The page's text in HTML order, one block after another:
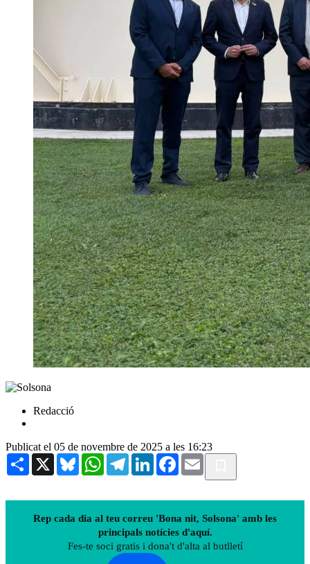
Redacció
Publicat el 05 de novembre de 2025 a les 16:23
Share X BlueskyWhatsAppTelegramLinkedInFacebook
Email
Rep cada dia al teu correu 'Bona nit, Solsona' amb les
principals notícies d'aquí.
Fes-te soci gratis i dona't d'alta al butlletí